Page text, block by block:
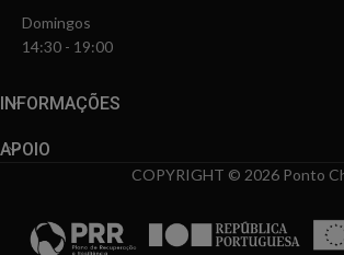
Domingos
14:30 - 19:00
INFORMAÇÕES
APOIO
COPYRIGHT © 2026 Ponto